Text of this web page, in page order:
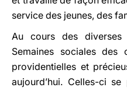
service des jeunes, des
Au cours des diverses
Semaines sociales des
providentielles et
aujourd’hui. Celles-ci